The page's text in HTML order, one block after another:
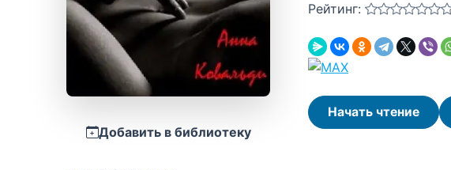
Добавить в библиотеку
Рейтинг:
Начать чтение